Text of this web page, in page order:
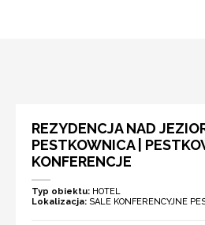
REZYDENCJA NAD
PESTKOWNICA |
KONFERENCJE
Typ obiektu: HOTEL
Lokalizacja: SALE KONFERENCYJNE